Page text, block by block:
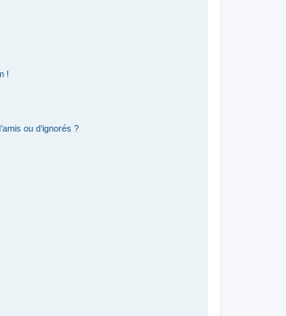
!
ou d’ignorés ?